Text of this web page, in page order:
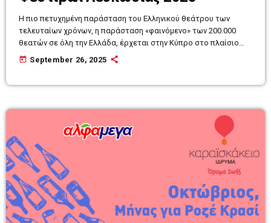
Η πιο πετυχημένη παράσταση του Ελληνικού θεάτρου των
τελευταίων χρόνων, η παράσταση «φαινόμενο» των 200.000
θεατών σε όλη την Ελλάδα, έρχεται στην Κύπρο στο πλαίσιο
του Διεθνούς Φεστιβάλ Λευκωσίας 2025. Ο Βαγγέλης
Θεοδωρόπουλος (Θέατρο του Νέου Κόσμου/ Neos Kosmos
today September 26, 2025